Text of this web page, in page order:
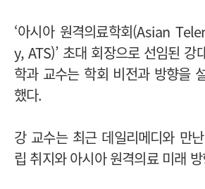
‘아시아 원격의료학회(Asian
y, ATS)’ 초대 회장으로 선임된 강
학과 교수는 학회 비전과 방향을
했다.
강 교수는 최근 데일리메디와 만
립 취지와 아시아 원격의료 미래